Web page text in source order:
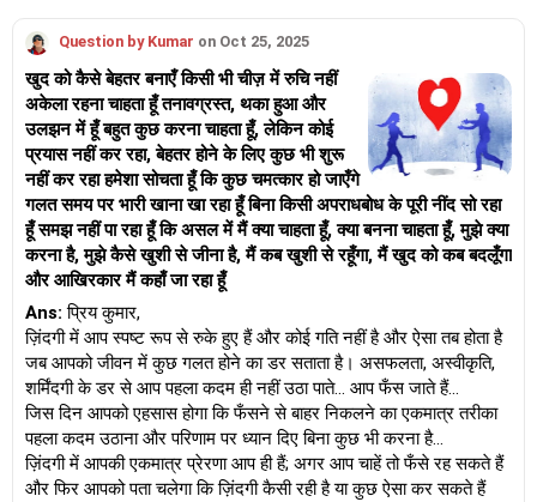
work specialisation from the Institute for Inner Studies, Manila.
She is an executive member of the Indian Association of
Adolescent Health.
Question by Kumar on Oct 25, 2025
खुद को कैसे बेहतर बनाएँ किसी भी चीज़ में रुचि नहीं
अकेला रहना चाहता हूँ तनावग्रस्त, थका हुआ और
उलझन में हूँ बहुत कुछ करना चाहता हूँ, लेकिन कोई
प्रयास नहीं कर रहा, बेहतर होने के लिए कुछ भी शुरू
नहीं कर रहा हमेशा सोचता हूँ कि कुछ चमत्कार हो जाएँगे
गलत समय पर भारी खाना खा रहा हूँ बिना किसी अपराधबोध के पूरी नींद सो रहा
हूँ समझ नहीं पा रहा हूँ कि असल में मैं क्या चाहता हूँ, क्या बनना चाहता हूँ, मुझे क्या
करना है, मुझे कैसे खुशी से जीना है, मैं कब खुशी से रहूँगा, मैं खुद को कब बदलूँगा
और आखिरकार मैं कहाँ जा रहा हूँ
Ans: प्रिय कुमार,
ज़िंदगी में आप स्पष्ट रूप से रुके हुए हैं और कोई गति नहीं है और ऐसा तब होता है
जब आपको जीवन में कुछ गलत होने का डर सताता है। असफलता, अस्वीकृति,
शर्मिंदगी के डर से आप पहला कदम ही नहीं उठा पाते... आप फँस जाते हैं...
जिस दिन आपको एहसास होगा कि फँसने से बाहर निकलने का एकमात्र तरीका
पहला कदम उठाना और परिणाम पर ध्यान दिए बिना कुछ भी करना है...
ज़िंदगी में आपकी एकमात्र प्रेरणा आप ही हैं; अगर आप चाहें तो फँसे रह सकते हैं
और फिर आपको पता चलेगा कि ज़िंदगी कैसी रही है या कुछ ऐसा कर सकते हैं